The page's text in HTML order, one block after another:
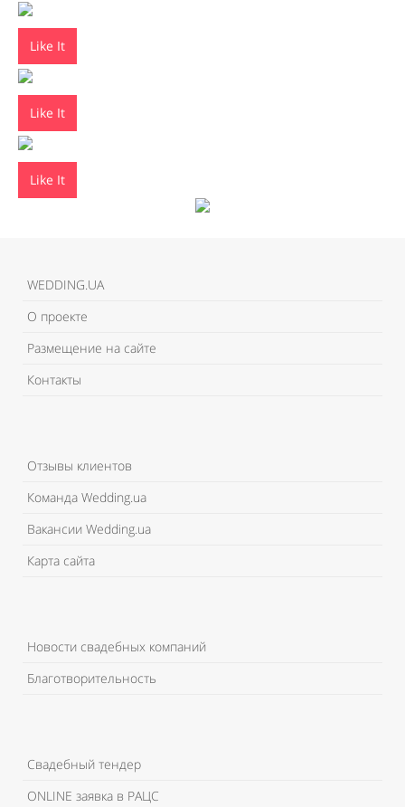
Like It
Like It
Like It
WEDDING.UA
О проекте
Размещение на сайте
Контакты
Отзывы клиентов
Команда Wedding.ua
Вакансии Wedding.ua
Карта сайта
Новости свадебных компаний
Благотворительность
Свадебный тендер
ONLINE заявка в РАЦС